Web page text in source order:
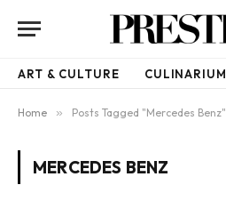
ART & CULTURE CULINARIUM
Home » Posts Tagged "Mercedes Benz"
MERCEDES BENZ